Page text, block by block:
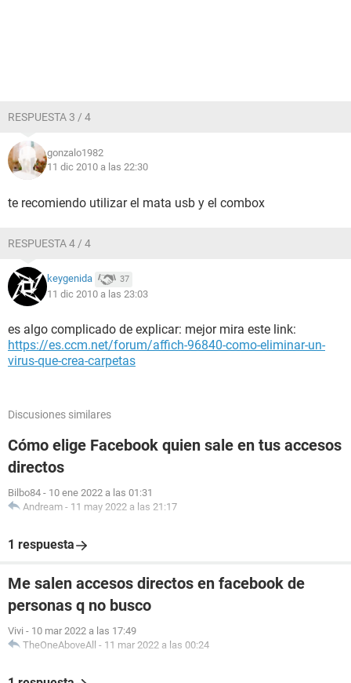
RESPUESTA 3 / 4
gonzalo1982
11 dic 2010 a las 22:30
te recomiendo utilizar el mata usb y el combox
RESPUESTA 4 / 4
keygenida 37
11 dic 2010 a las 23:03
es algo complicado de explicar: mejor mira este link:
https://es.ccm.net/forum/affich-96840-como-eliminar-un-
virus-que-crea-carpetas
Discusiones similares
Cómo elige Facebook quien sale en tus accesos
directos
Bilbo84 - 10 ene 2022 a las 01:31
Andream - 11 may 2022 a las 21:17
1 respuesta
Me salen accesos directos en facebook de
personas q no busco
Vivi - 10 mar 2022 a las 17:49
TheOneAboveAll - 11 mar 2022 a las 00:24